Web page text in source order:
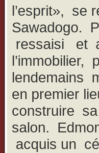
l’esprit», se
Sawadogo.
ressaisi et
l’immobilier,
lendemains
en premier
construire
salon.
acquis un